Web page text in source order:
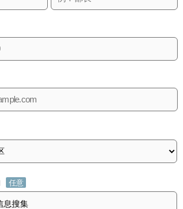
任意
息搜集